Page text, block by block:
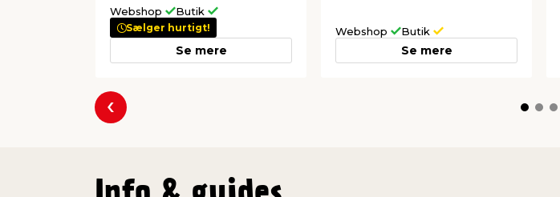
Webshop Butik
Sælger hurtigt!
Se mere
Webshop Butik
Se mere
Forrige